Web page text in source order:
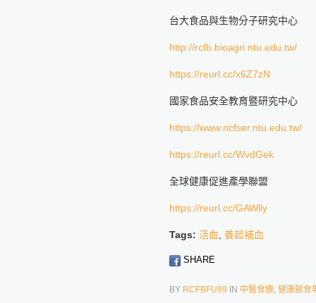
台大食品與生物分子研究中心
http://rcfb.bioagri.ntu.edu.tw/
https://reurl.cc/x6Z7zN
國家食品安全教育暨研究中心
https://www.ncfser.ntu.edu.tw/
https://reurl.cc/WvdGek
全球健康促進產學聯盟
https://reurl.cc/GAWlly
Tags: 活血 養起補血
SHARE
BY RCFBFU99 IN 中醫食療, 健康飲食